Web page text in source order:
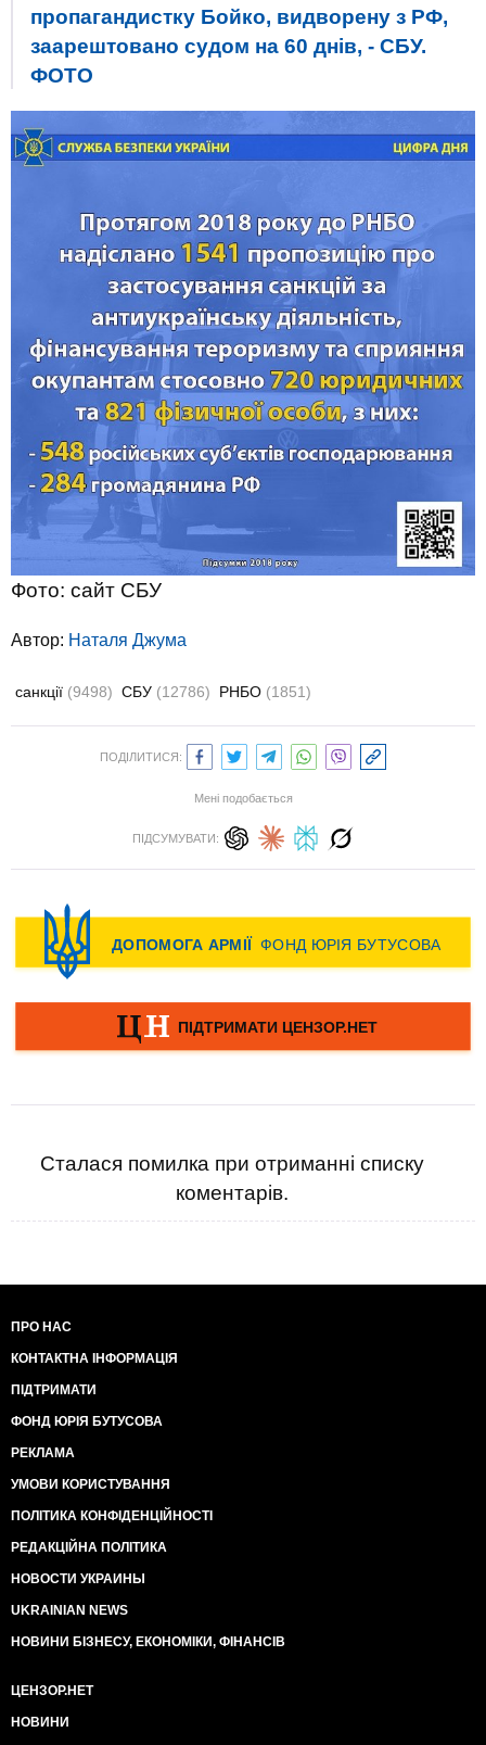
пропагандистку Бойко, видворену з РФ,
заарештовано судом на 60 днів, - СБУ.
ФОТО
Фото: сайт СБУ
Автор: Наталя Джума
санкції (9498) СБУ (12786) РНБО (1851)
ПОДІЛИТИСЯ:
Мені подобається
ПІДСУМУВАТИ:
Сталася помилка при отриманні списку
коментарів.
ПРО НАС
КОНТАКТНА ІНФОРМАЦІЯ
ПІДТРИМАТИ
ФОНД ЮРІЯ БУТУСОВА
РЕКЛАМА
УМОВИ КОРИСТУВАННЯ
ПОЛІТИКА КОНФІДЕНЦІЙНОСТІ
РЕДАКЦІЙНА ПОЛІТИКА
НОВОСТИ УКРАИНЫ
UKRAINIAN NEWS
НОВИНИ БІЗНЕСУ, ЕКОНОМІКИ, ФІНАНСІВ
ЦЕНЗОР.НЕТ
НОВИНИ